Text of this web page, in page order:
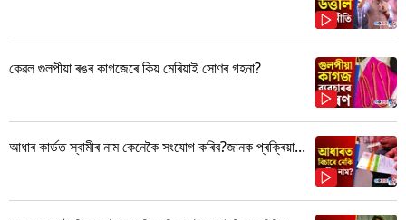
কেৱল গুলপীয়া ৰঙৰ কাগজেৰে কিয় মেৰিয়াই সোণৰ গহনা?
আধাৰ কাৰ্ডত স্বামীৰ নাম কেনেকৈ সংযোগ কৰিব?জানক প্ৰক্ৰিয়া...